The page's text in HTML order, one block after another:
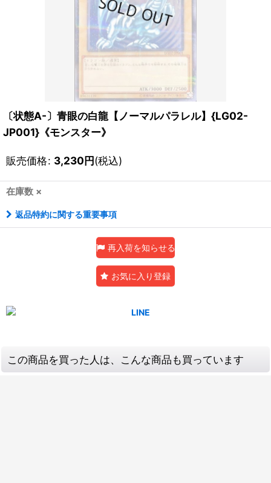
〔状態A-〕青眼の白龍【ノーマルパラレル】{LG02-
JP001}《モンスター》
販売価格: 3,230円(税込)
在庫数 ×
返品特約に関する重要事項
再入荷を知らせる
お気に入り登録
この商品を買った人は、こんな商品も買っています